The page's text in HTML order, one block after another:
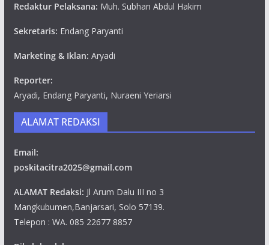
Redaktur Pelaksana: Muh. Subhan Abdul Hakim
Sekretaris: Endang Paryanti
Marketing & Iklan: Aryadi
Reporter:
Aryadi, Endang Paryanti, Nuraeni Yeriarsi
ALAMAT REDAKSI
Email:
poskitacitra2025@gmail.com
ALAMAT Redaksi: Jl Arum Dalu III no 3
Mangkubumen,Banjarsari, Solo 57139.
Telepon : WA. 085 22677 8857